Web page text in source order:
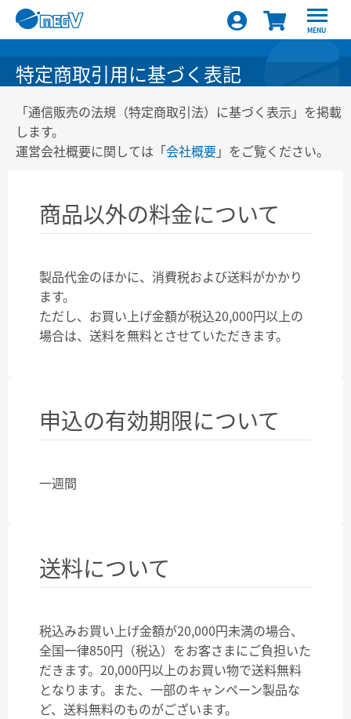
MENU
特定商取引用に基づく表記
「通信販売の法規（特定商取引法）に基づく表示」を掲載
します。
運営会社概要に関しては「会社概要」をご覧ください。
商品以外の料金について
製品代金のほかに、消費税および送料がかかり
ます。
ただし、お買い上げ金額が税込20,000円以上の
場合は、送料を無料とさせていただきます。
申込の有効期限について
一週間
送料について
税込みお買い上げ金額が20,000円未満の場合、
全国一律850円（税込）をお客さまにご負担いた
だきます。20,000円以上のお買い物で送料無料
となります。また、一部のキャンペーン製品な
ど、送料無料のものがございます。